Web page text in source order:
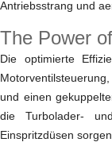
Antriebsstrang und
The Power
Die optimierte
und einen
die Turbolader-
Einspritzdüsen